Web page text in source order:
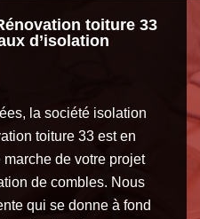
toiture 33
d’isolation
la société isolation
toiture 33 est en
marche de votre projet
de combles. Nous
qui se donne à fond